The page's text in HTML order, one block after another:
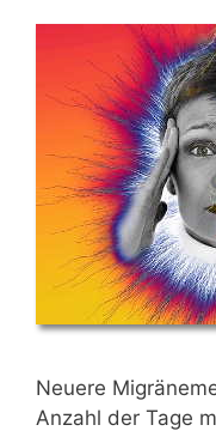
Neuere
Anzahl der Tage